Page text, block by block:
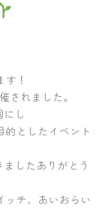
！
されました。
し
的としたイベント
したありがとう
ッチ、あいおらい